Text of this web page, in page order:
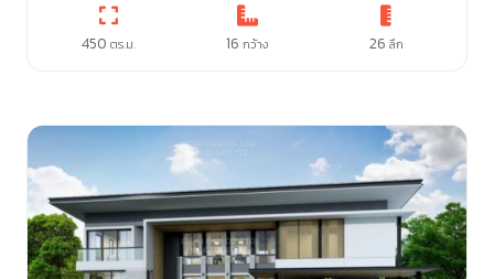
450 ตร.ม. 16 กว้าง 26 ลึก